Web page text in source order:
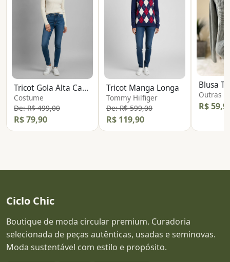
Tricot Gola Alta Canelado
Costume
De: R$ 499,00
R$ 79,90
Tricot Manga Longa
Tommy Hilfiger
De: R$ 599,00
R$ 119,90
Blusa
Outras
R$
Ciclo Chic
Boutique de moda circular premium. Curadoria
selecionada de peças autênticas, usadas e seminovas.
Moda sustentável com estilo e propósito.